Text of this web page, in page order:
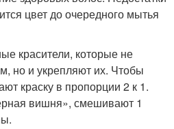
цвет до очередного мытья
красители, которые не
но и укрепляют их. Чтобы
краску в пропорции 2 к 1.
вишня», смешивают 1